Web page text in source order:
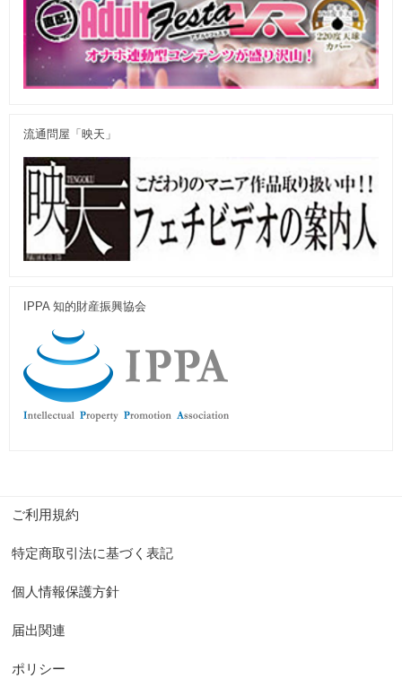
流通問屋「映天」
IPPA 知的財産振興協会
ご利用規約
特定商取引法に基づく表記
個人情報保護方針
届出関連
ポリシー